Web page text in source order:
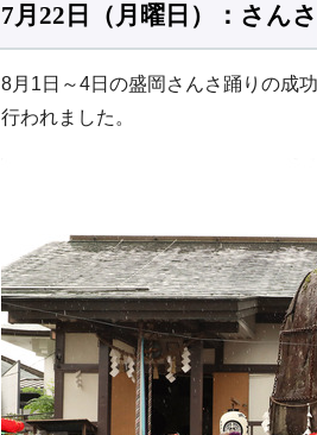
7月22日（月曜日）：さん
8月1日～4日の盛岡さんさ踊りの成
行われました。